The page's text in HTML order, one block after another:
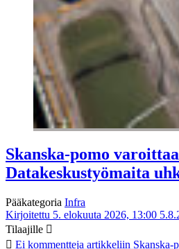
Skanska-pomo
Datakeskustyömaita
Pääkategoria Infra
Kirjoitettu 5. elokuuta 2026, 13:00
Tilaajille
Ei kommentteja artikkeliin Skanska-